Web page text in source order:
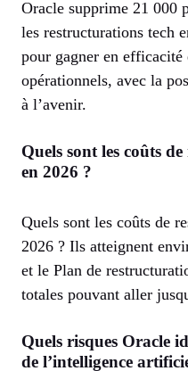
Oracle supprime 21 000
les restructurations tech
pour gagner en efficacité
opérationnels, avec la
à l’avenir.
Quels sont les coûts
en 2026 ?
Quels sont les coûts de
2026 ? Ils atteignent
et le Plan de
totales pouvant aller
Quels risques Oracle
de l’intelligence